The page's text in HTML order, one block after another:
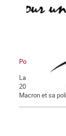
Pour en finir avec
La Lettre de La
2020 Après 56
Macron et sa